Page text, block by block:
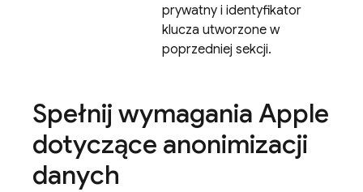
prywatny i identyfikator
klucza utworzone w
poprzedniej sekcji.
Spełnij wymagania Apple
dotyczące anonimizacji
danych